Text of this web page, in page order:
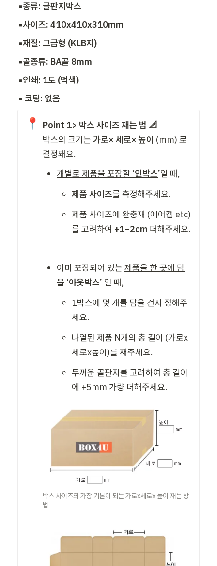
▪️종류: 골판지박스
▪️사이즈: 410x410x310mm
▪️재질: 고급형 (KLB지)
▪️골종류: BA골 8mm
▪️인쇄: 1도 (먹색)
▪️ 코팅: 없음
📍
Point 1> 박스 사이즈 재는 법 📐
박스의 크기는 가로× 세로× 높이 (mm) 로
결정돼요.
개별로 제품을 포장할 ‘인박스’일 때,
제품 사이즈를 측정해주세요.
제품 사이즈에 완충재 (에어캡 etc)
를 고려하여 +1~2cm
이미 포장되어 있는 제품을 한 곳에 담
을 ‘아웃박스’ 일 때,
1박스에 몇 개를 담을 건지 정해주
세요.
나열된 제품 N개의 총 길이 (가로x
세로x높이)를 재주세요.
두꺼운 골판지를 고려하여 총 길이
에 +5mm 가량 더해주세요.
박스 사이즈의 가장 기본이 되는 가로x세로x 높이 재는 방
법